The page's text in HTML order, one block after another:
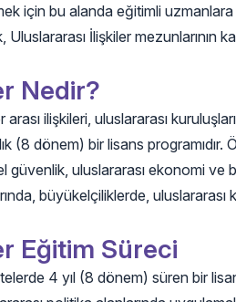
için bu alanda eğitimli
İlişkiler mezunlarının
Nedir?
ilişkileri, uluslararası
(8 dönem) bir lisans
güvenlik, uluslararası ekonomi ve
büyükelçiliklerde,
Eğitim Süreci
4 yıl (8 dönem) süren bir